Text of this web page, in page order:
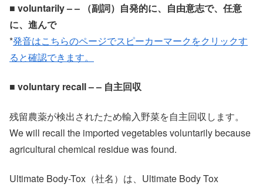
■ voluntarily – – （副詞）自発的に、自由意志で、任意
に、進んで
*発音はこちらのページでスピーカーマークをクリックす
ると確認できます。
■ voluntary recall – – 自主回収
残留農薬が検出されたため輸入野菜を自主回収します。
We will recall the imported vegetables voluntarily because
agricultural chemical residue was found.
Ultimate Body-Tox（社名）は、Ultimate Body Tox